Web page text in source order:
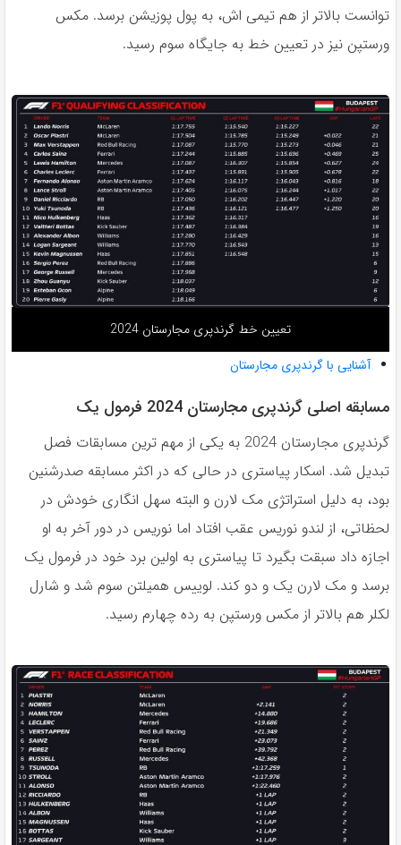
توانست بالاتر از هم تیمی اش، به پول پوزیشن برسد. مکس
ورستپن نیز در تعیین خط به جایگاه سوم رسید.
تعیین خط گرندپری مجارستان 2024
آشنایی با گرندپری مجارستان
مسابقه اصلی گرندپری مجارستان 2024 فرمول یک
گرندپرى مجارستان 2024 به يكى از مهم ترين مسابقات فصل
تبديل شد. اسكار پياسترى در حالى كه در اكثر مسابقه صدرشنين
بود، به دليل استراتژى مک لارن و البته سهل انگارى خودش در
لحظاتى، از لندو نوريس عقب افتاد اما نوريس در دور آخر به او
اجازه داد سبقت بگيرد تا پياسترى به اولين برد خود در فرمول يک
برسد و مک لارن يک و دو كند. لوييس هميلتن سوم شد و شارل
لكلر هم بالاتر از مكس ورستپن به رده چهارم رسيد.